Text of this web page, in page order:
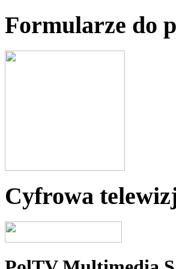
Formularze do
Cyfrowa